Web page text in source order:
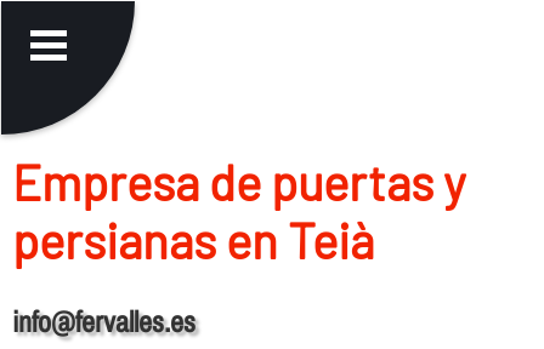
Empresa de puertas y
persianas en Teià
info@fervalles.es